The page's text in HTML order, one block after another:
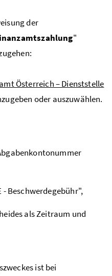
der
"
Österreich – Dienststelle
oder auszuwählen.
- Beschwerdegebühr",
als Zeitraum und
ist bei